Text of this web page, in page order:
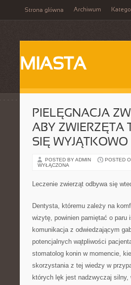
Strona główna Archiwum
MIASTA
PIELĘGNACJA
ABY ZWIERZĘTA
SIĘ WYJĄTKOWO
POSTED BY ADMIN POSTED
WYŁĄCZONA
Leczenie zwierząt odbywa się
Dentysta, któremu zależy na
wizytę, powinien pamiętać o
komunikacja z odwiedzającym
potencjalnych wątpliwości
stomatolog konin w momencie,
skorzystania z tej wiedzy w
których lęk jest nadzwyczaj silny,